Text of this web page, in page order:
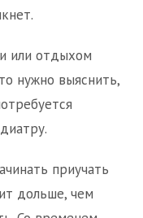
или отдыхом
нужно выяснить,
приучать
дольше, чем